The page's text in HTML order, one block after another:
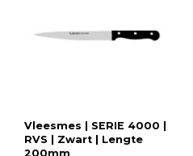
Vleesmes | SERIE 4000 |
RVS | Zwart | Lengte
200mm